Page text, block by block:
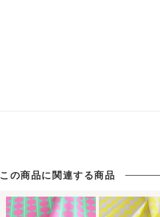
この商品に関連する商品